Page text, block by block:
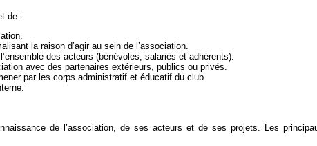
de :
la raison d’agir au sein de l’association.
des acteurs (bénévoles, salariés et adhérents).
avec des partenaires extérieurs, publics ou privés.
par les corps administratif et éducatif du club.
de l’association, de ses acteurs et de ses projets. Les